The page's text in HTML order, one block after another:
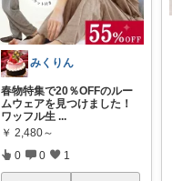
みくりん
春物特集で20％OFFのルー
ムウェアを見つけました！
ワッフル生 ...
￥ 2,480～
0 0 1